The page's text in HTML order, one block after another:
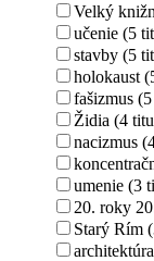
Velký
učenie (5
stavby (5
holokaust
fašizmus
Židia (4
nacizmus
umenie (3
20. roky
Starý Rím